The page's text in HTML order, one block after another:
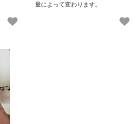
量によって変わります。